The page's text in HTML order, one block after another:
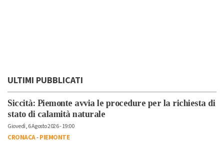
ULTIMI PUBBLICATI
Siccità: Piemonte avvia le procedure per la richiesta di
stato di calamità naturale
Giovedì, 6 Agosto 2026 - 19:00
CRONACA-PIEMONTE